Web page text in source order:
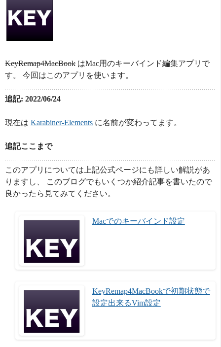
KeyRemap4MacBook はMac用のキーバインド編集アプリで
す。 今回はこのアプリを使います。
追記: 2022/06/24
現在は Karabiner-Elements に名前が変わってます。
追記ここまで
このアプリについては上記公式ページにも詳しい解説があ
りますし、 このブログでもいくつか紹介記事を書いたので
良かったら見てみてください。
Macでのキーバインド設定
KeyRemap4MacBookで初期状態で
設定出来るVim設定